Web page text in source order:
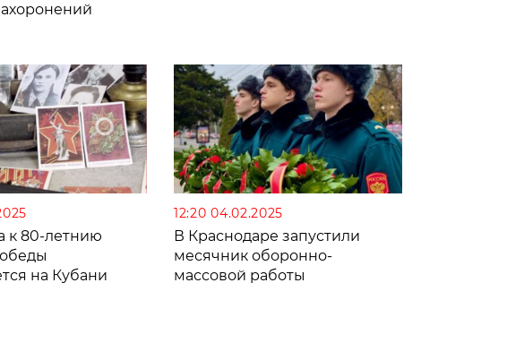
к 80-летнию
на Кубани
12:20 04.02.2025
В Краснодаре запустили
месячник оборонно-
массовой работы